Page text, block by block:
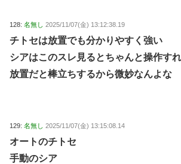
128: 名無し 2025/11/07(金) 13:12:38.19
チトセは放置でも分かりやすく強い
シアはこのスレ見るとちゃんと操作す
放置だと棒立ちするから微妙なんよな
129: 名無し 2025/11/07(金) 13:15:08.14
オートのチトセ
手動のシア